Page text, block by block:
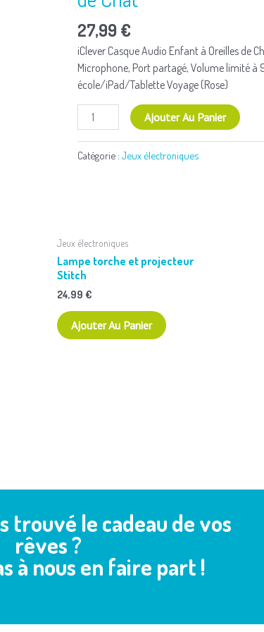
27,99 €
iClever Casque Audio Enfant à Oreilles de
Microphone, Port partagé, Volume limité
école/iPad/Tablette Voyage (Rose)
Enfant
Oreilles
de
Chat
Ajouter Au Panier
Catégorie :Jeux électroniques
Jeux électroniques
Lampe torche et projecteur
Stitch
24,99 €
Ajouter Au Panier
trouvé le cadeau de vos
rêves ?
à nous en faire part !